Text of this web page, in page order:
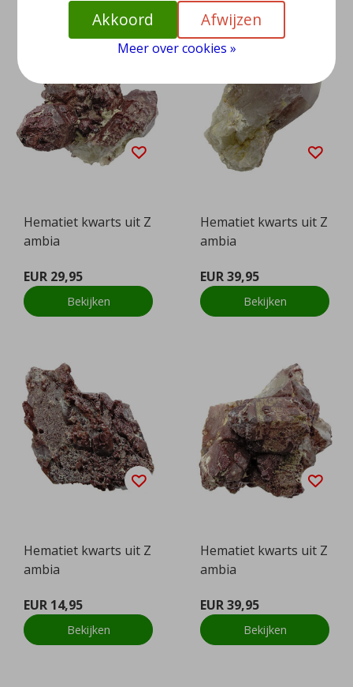
Hematiet kwarts uit Z
ambia
EUR 29,95
Bekijken
Hematiet kwarts uit Z
ambia
EUR 39,95
Bekijken
Hematiet kwarts uit Z
ambia
EUR 14,95
Bekijken
Hematiet kwarts uit Z
ambia
EUR 39,95
Bekijken
Akkoord Afwijzen
Meer over cookies »